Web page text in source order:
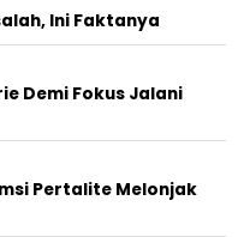
Ini Faktanya
Demi Fokus Jalani
Pertalite Melonjak